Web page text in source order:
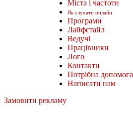
Міста і частоти
Як слухати онлайн
Програми
Лайфстайл
Ведучі
Працівники
Лого
Контакти
Потрібна допомога
Написати нам
Замовити рекламу